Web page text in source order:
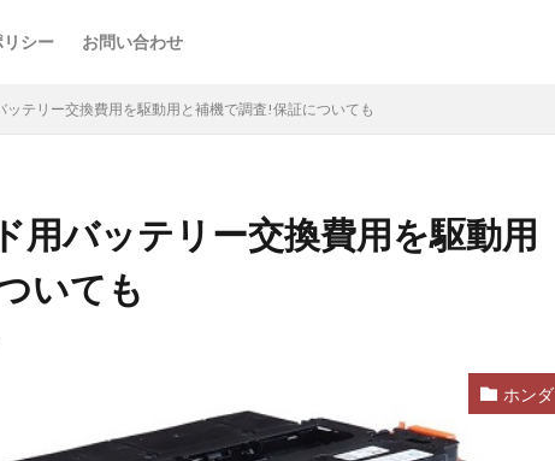
シー お問い合わせ
ッテリー交換費用を駆動用と補機で調査!保証についても
用バッテリー交換費用を駆動用
いても
ホンダ